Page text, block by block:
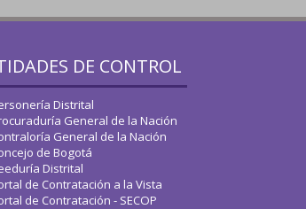
DE CONTROL
Distrital
General de la Nación
General de la Nación
de Bogotá
Distrital
de Contratación a la Vista
de Contratación - SECOP